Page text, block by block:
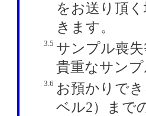
をお送り頂
きます。
3.5 サンプル喪
貴重なサン
3.6 お預かりで
ベル2）まで